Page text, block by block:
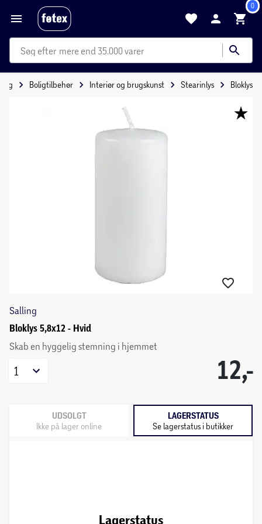
0
mere end 35.000 varer
Boligtilbehør Interiør og brugskunst Stearinlys Bloklys
Salling
Bloklys 5,8x12 - Hvid
Skab en hyggelig stemning i hjemmet
12,-
1
UDSOLGT
Ikke på lager online
LAGERSTATUS
Se lagerstatus i butikker
Lagerstatus